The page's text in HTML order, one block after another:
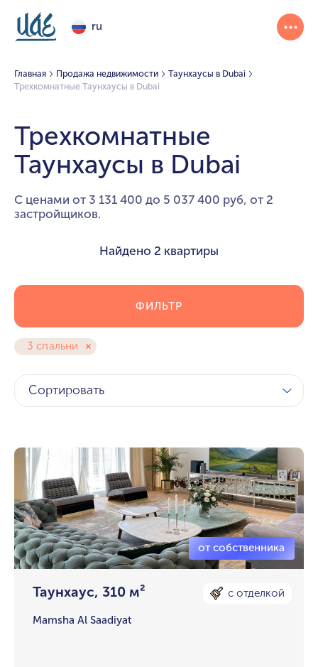
ru
Главная Продажа недвижимости
Таунхаусы в Dubai
Трехкомнатные Таунхаусы в Dubai
Трехкомнатные
Таунхаусы в Dubai
С ценами от 3 131 400 до 5 037 400 руб, от 2
застройщиков.
Найдено 2 квартиры
3 спальни
ФИЛЬТР
Сортировать
Таунхаус, 310 м² с отделкой
Mamsha Al Saadiyat